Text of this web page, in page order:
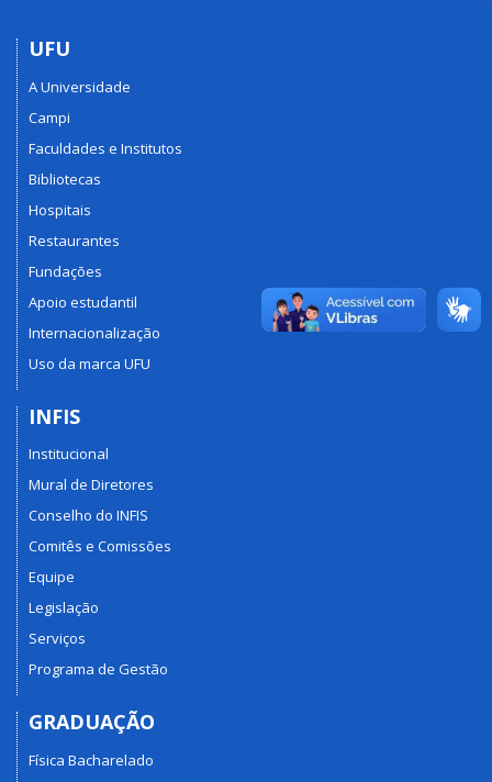
UFU
A Universidade
Campi
Faculdades e Institutos
Bibliotecas
Hospitais
Restaurantes
Fundações
Apoio estudantil
Internacionalização
Uso da marca UFU
INFIS
Institucional
Mural de Diretores
Conselho do INFIS
Comitês e Comissões
Equipe
Legislação
Serviços
Programa de Gestão
GRADUAÇÃO
Física Bacharelado